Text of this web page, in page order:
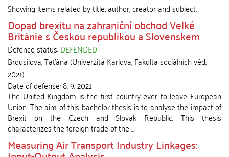
Showing items related by title, author, creator and subject.
Dopad brexitu na zahraniční obchod Velké
Británie s Českou republikou a Slovenskem
Defence status:DEFENDED
Brousilová, Taťána(Univerzita Karlova, Fakulta sociálních věd,
2021)
Date of defense:8. 9. 2021
The United Kingdom is the first country ever to leave European
Union. The aim of this bachelor thesis is to analyse the impact of
Brexit on the Czech and Slovak Republic. This thesis
characterizes the foreign trade of the ...
Measuring Air Transport Industry Linkages: